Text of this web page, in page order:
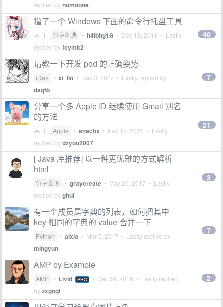
replied bynumoone
撸了一个 Windows 下面的命令行托盘工具
1 分享创造 • h4lbhg1G • Dec 13, 2018 • Lastly
replied byfcymk2
40
请教一下开发 pod 的正确姿势
iDev • xi_lin • Dec 3, 2017 • Lastly replied by
dsqtb
7
分享一个多 Apple ID 继续使用 Gmail 别名
的方法
1 Apple • snachx • Nov 15, 2020 • Lastly
replied bydzyou2007
21
[ Java 库推荐] 以一种更优雅的方式解析
html
分享发现 • graycreate • May 20, 2017 • Lastly
replied byghui
3
有一个成员是字典的列表，如何把其中
key 相同的字典的 value 合并一下
Python • aixia • Mar 5, 2017 • Lastly replied by
mingyun
7
AMP by Example
AMP • Livid PRO • Dec 30, 2016 • Lastly replied
byzxgngl
2